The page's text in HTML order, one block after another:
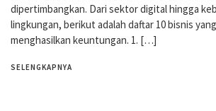
dipertimbangkan. Dari sektor digital hingga
lingkungan, berikut adalah daftar 10 bisnis
menghasilkan keuntungan. 1. […]
SELENGKAPNYA